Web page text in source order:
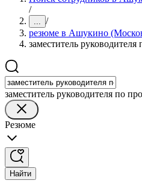
/
... /
резюме в Ашукино
заместитель
заместитель руководителя по
Резюме
Найти